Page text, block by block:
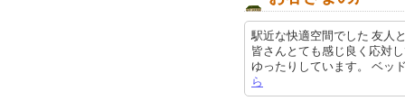
駅近な快適空間でした 友人
皆さんとても感じ良く応対
ゆったりしています。 ベ
ら